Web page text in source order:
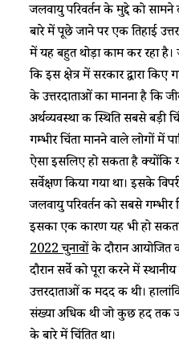
जलवायु परिवर्तन के मुद्दे को
बारे में पूछे जाने पर एक तिहाई
में यह बहुत थोड़ा काम कर रहा है।
कि इस क्षेत्र में सरकार द्वारा किए
के उत्तरदाताओं का मानना है कि
अर्थव्यवस्था की स्थिति सबसे बड़ी
गम्भीर चिंता मानने वाले लोगों में
ऐसा इसलिए हो सकता है क्योंकि
सर्वेक्षण किया गया था। इसके
जलवायु परिवर्तन को सबसे
इसका एक कारण यह भी हो
2022 चुनावोंके दौरान आयोजित
दौरान सर्वे को पूरा करने में
उत्तरदाताओं की मदद की थी।
संख्या अधिक थी जो कुछ हद तक
के बारे में चिंतित था।